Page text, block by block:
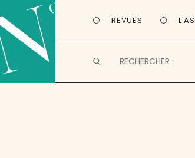
REVUES